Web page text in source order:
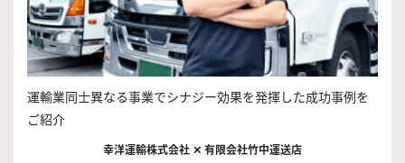
運輸業同士異なる事業でシナジー効果を発揮した成功事例を
ご紹介
幸洋運輸株式会社 ✕ 有限会社竹中運送店